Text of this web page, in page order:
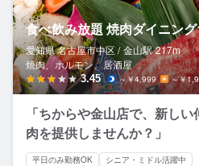
食べ飲み放題 焼肉ダイニン
愛知県 名古屋市中区 / 金山駅 217m
焼肉、ホルモン、居酒屋
3.45 ～￥4,999 ～￥
「ちからや金山店で、新し
肉を提供しませんか？」
平日のみ勤務OK シニア・ミドル活躍中